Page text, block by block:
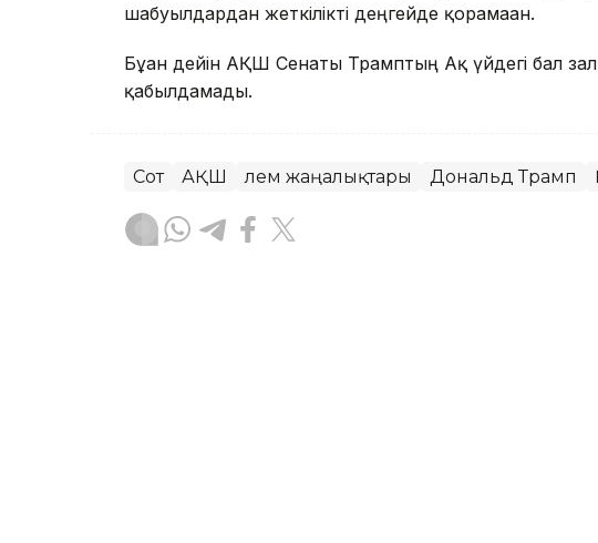
шабуылдардан жеткілікті деңгейде қорғамаған.
Бұған дейін АҚШ Сенаты Трамптың Ақ үйдегі бал
қабылдамады.
Сот АҚШ Әлем жаңалықтары Дональд Трамп